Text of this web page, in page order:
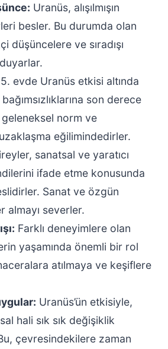
Uranüs, alışılmışın
besler. Bu durumda olan
düşüncelere ve sıradışı
5. evde Uranüs etkisi altında
son derece
norm ve
eğilimindedirler.
sanatsal ve yaratıcı
ifade etme konusunda
Sanat ve özgün
almayı severler.
Farklı deneyimlere olan
yaşamında önemli bir rol
atılmaya ve keşiflere
Uranüs’ün etkisiyle,
hali sık sık değişiklik
çevresindekilere zaman